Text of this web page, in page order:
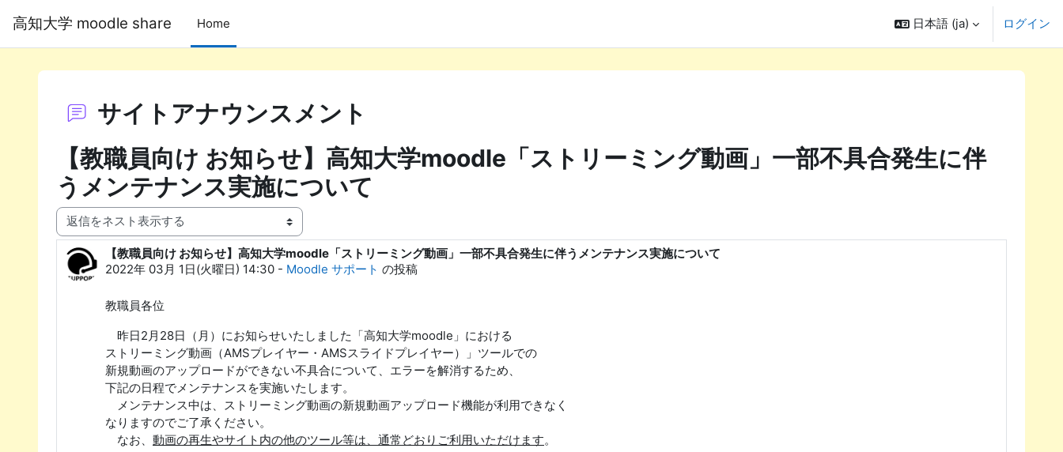
高知大学 moodle share Home 日本語 ‎(ja)‎ ログイン
サイトアナウンスメント
【教職員向け お知らせ】高知大学moodle「ストリーミング動画」一部不具合発生に伴
うメンテナンス実施について
表示モード
【教職員向け お知らせ】高知大学moodle「ストリーミング動画」一部不具合発生に伴うメンテナンス実施について
2022年 03月 1日(火曜日) 14:30 - Moodle サポート の投稿
返信数: 0
教職員各位
昨日2月28日（月）にお知らせいたしました「高知大学moodle」における
ストリーミング動画（AMSプレイヤー・AMSスライドプレイヤー）」ツールでの
新規動画のアップロードができない不具合について、エラーを解消するため、
下記の日程でメンテナンスを実施いたします。
メンテナンス中は、ストリーミング動画の新規動画アップロード機能が利用できなく
なりますのでご了承ください。
なお、 動画の再生やサイト内の他のツール等は、通常どおりご利用いただけます。